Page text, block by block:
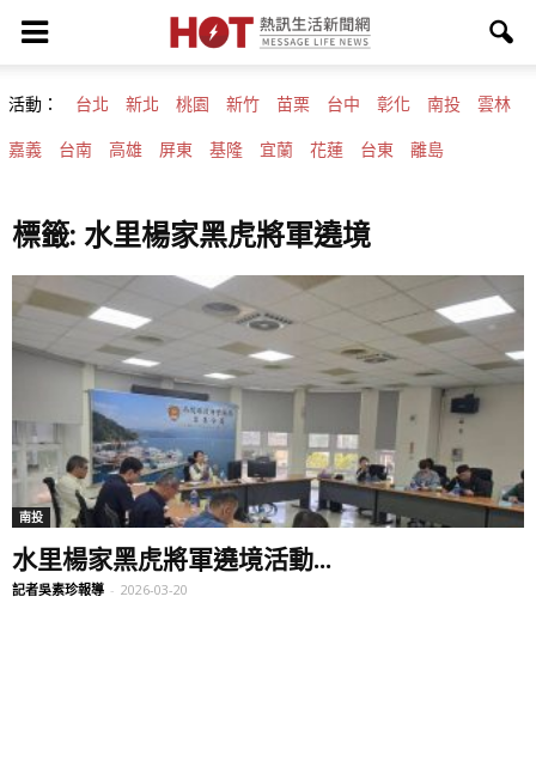
活動： 台北 新北 桃園 新竹 苗栗 台中 彰化 南投 雲林
嘉義 台南 高雄 屏東 基隆 宜蘭 花蓮 台東 離島
標籤: 水里楊家黑虎將軍遶境
南投
水里楊家黑虎將軍遶境活動...
記者吳素珍報導 - 2026-03-20